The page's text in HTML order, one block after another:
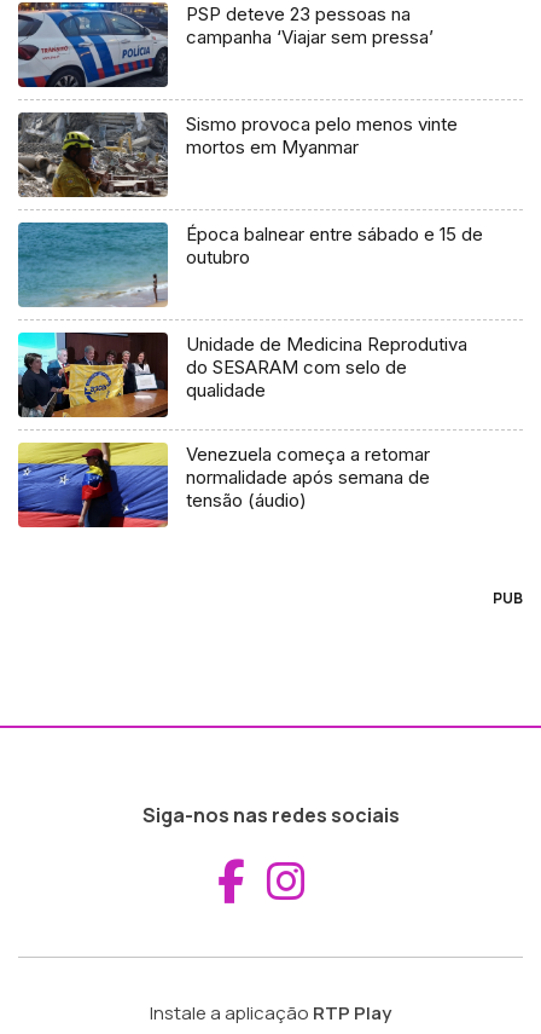
PSP deteve 23 pessoas na
campanha ‘Viajar sem pressa’
Sismo provoca pelo menos vinte
mortos em Myanmar
Época balnear entre sábado e 15 de
outubro
Unidade de Medicina Reprodutiva
do SESARAM com selo de
qualidade
Venezuela começa a retomar
normalidade após semana de
tensão (áudio)
PUB
Siga-nos nas redes sociais
Aceder ao
Instale a aplicação RTP Play